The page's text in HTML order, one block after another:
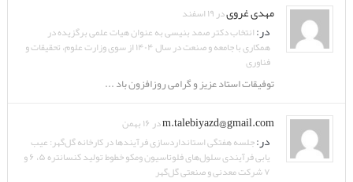
مهدی غرویدر ۱۹ اسفند
در:انتخاب دکتر صمد بنیسی به عنوان هیات علمی برگزیده در
همکاری با جامعه و صنعت در سال ۱۴۰۴ از سوی وزارت علوم، تحقیقات و
فناوری
توفیقات استاد عزیز و گرامی روزافزون باد ...
m.talebiyazd@gmail.comدر ۱۶ بهمن
در:جلسه هفتگی استانداردسازی فرآیندها در کارخانه گل‌گهر: عیب
یابی فرآیندی سلول‌های فلوتاسیون ومکو خطوط تولید کنسانتره ۵، ۶ و
۷ شرکت معدنی و صنعتی گل‌گهر